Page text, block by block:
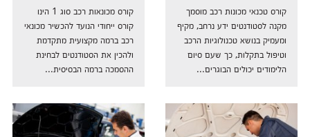
קורס טכנאי מכונות רכב מוסמך
מקנה לסטודנטים ידע נרחב, מקיף
ומעמיק בנושא טכנולוגיות הרכב
וטיפול בתקלות, כך שעם סיום
הלימודים יכולים הבוגרים...
קורס מכונאות רכב סוג 1 הינו
קורס ייחודי הנועד להכשיר מכונאי
רכב ברמה מקצועית מתקדמת
ולהכין את הסטודנטים לבחינת
ההסמכה ברמה הבסיסית...